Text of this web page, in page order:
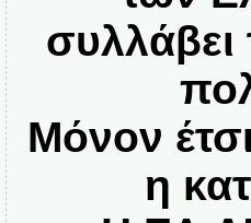
Μόνον
η